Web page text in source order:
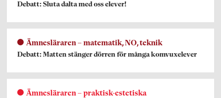
Debatt: Sluta dalta med oss elever!
Ämnesläraren – matematik, NO, teknik
Debatt: Matten stänger dörren för många komvuxelever
Ämnesläraren – praktisk-estetiska